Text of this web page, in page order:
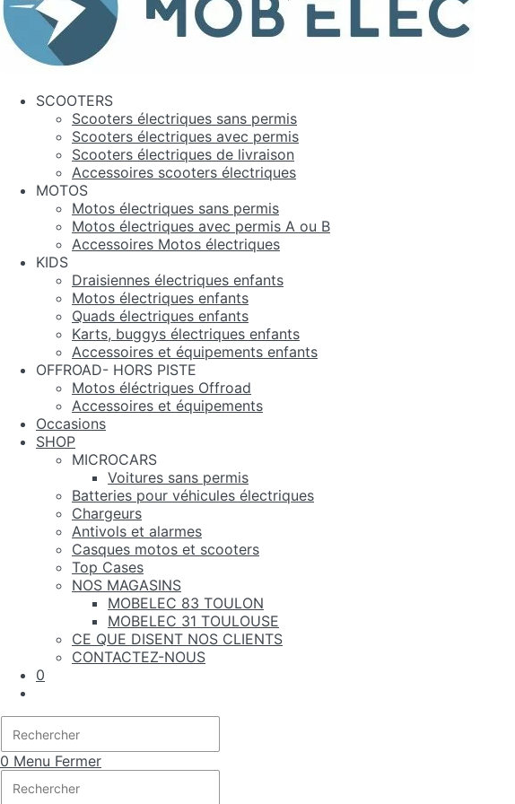
SCOOTERS
Scooters électriques sans permis
Scooters électriques avec permis
Scooters électriques de livraison
Accessoires scooters électriques
MOTOS
Motos électriques sans permis
Motos électriques avec permis A ou B
Accessoires Motos électriques
KIDS
Draisiennes électriques enfants
Motos électriques enfants
Quads électriques enfants
Karts, buggys électriques enfants
Accessoires et équipements enfants
OFFROAD- HORS PISTE
Motos éléctriques Offroad
Accessoires et équipements
Occasions
SHOP
MICROCARS
Voitures sans permis
Batteries pour véhicules électriques
Chargeurs
Antivols et alarmes
Casques motos et scooters
Top Cases
NOS MAGASINS
MOBELEC 83 TOULON
MOBELEC 31 TOULOUSE
CE QUE DISENT NOS CLIENTS
CONTACTEZ-NOUS
0
search
0 Menu Fermer
sur